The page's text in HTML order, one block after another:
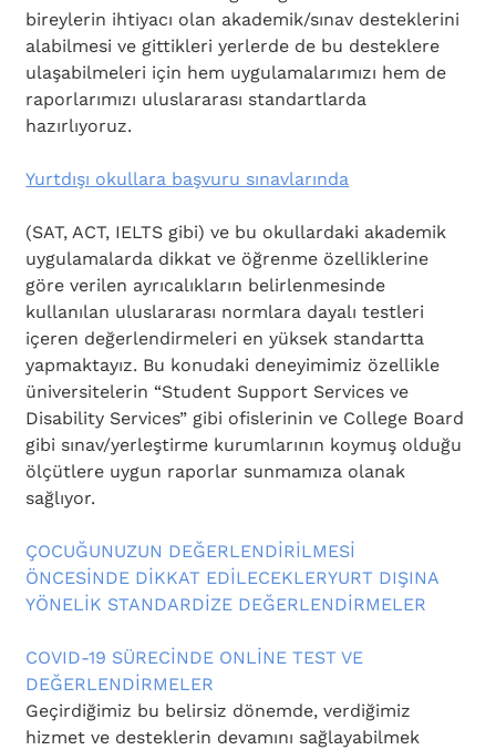
bireylerin ihtiyacı olan akademik/sınav desteklerini
alabilmesi ve gittikleri yerlerde de bu desteklere
ulaşabilmeleri için hem uygulamalarımızı hem de
raporlarımızı uluslararası standartlarda
hazırlıyoruz.
Yurtdışı okullara başvuru sınavlarında
(SAT, ACT, IELTS gibi) ve bu okullardaki akademik
uygulamalarda dikkat ve öğrenme özelliklerine
göre verilen ayrıcalıkların belirlenmesinde
kullanılan uluslararası normlara dayalı testleri
içeren değerlendirmeleri en yüksek standartta
yapmaktayız. Bu konudaki deneyimimiz özellikle
üniversitelerin “Student Support Services ve
Disability Services” gibi ofislerinin ve College Board
gibi sınav/yerleştirme kurumlarının koymuş olduğu
ölçütlere uygun raporlar sunmamıza olanak
sağlıyor.
ÇOCUĞUNUZUN DEĞERLENDİRİLMESİ
ÖNCESİNDE DİKKAT EDİLECEKLERYURT DIŞINA
YÖNELİK STANDARDİZE DEĞERLENDİRMELER
COVID-19 SÜRECİNDE ONLİNE TEST VE
DEĞERLENDİRMELER
Geçirdiğimiz bu belirsiz dönemde, verdiğimiz
hizmet ve desteklerin devamını sağlayabilmek